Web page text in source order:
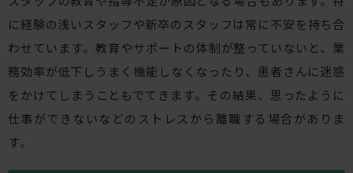
に経験の浅いスタッフや新卒のスタッフは常に不安を持ち合
わせています。教育やサポートの体制が整っていないと、業
務効率が低下しうまく機能しなくなったり、患者さんに迷惑
をかけてしまうこともでてきます。その結果、思ったように
仕事ができないなどのストレスから離職する場合がありま
す。